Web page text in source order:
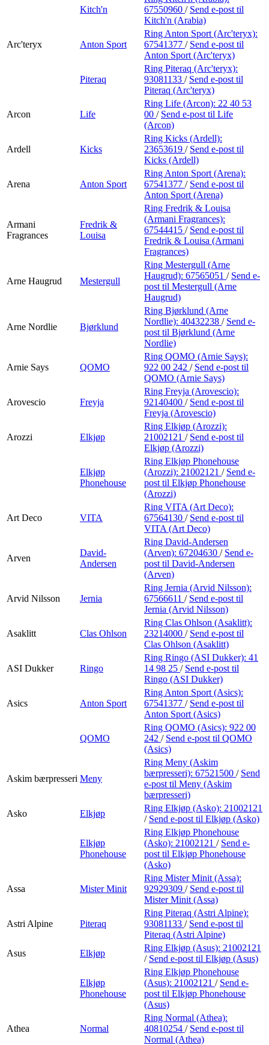
Kitch'n
67550960 / Send e-post til
Kitch'n (Arabia)
Arc'teryx Anton Sport
Ring Anton Sport (Arc'teryx):
67541377 / Send e-post til
Anton Sport (Arc'teryx)
Piteraq
Ring Piteraq (Arc'teryx):
93081133 / Send e-post til
Piteraq (Arc'teryx)
Arcon Life
Ring Life (Arcon): 22 40 53
00 / Send e-post til Life
(Arcon)
Ardell Kicks
Ring Kicks (Ardell):
23653619 / Send e-post til
Kicks (Ardell)
Arena Anton Sport
Ring Anton Sport (Arena):
67541377 / Send e-post til
Anton Sport (Arena)
Armani
Fragrances
Fredrik &
Louisa
Ring Fredrik & Louisa
(Armani Fragrances):
67544415 / Send e-post til
Fredrik & Louisa (Armani
Fragrances)
Arne Haugrud Mestergull
Ring Mestergull (Arne
Haugrud): 67565051 / Send e-
post til Mestergull (Arne
Haugrud)
Arne Nordlie Bjørklund
Ring Bjørklund (Arne
Nordlie): 40432238 / Send e-
post til Bjørklund (Arne
Nordlie)
Arnie Says QOMO
Ring QOMO (Arnie Says):
922 00 242 / Send e-post til
QOMO (Arnie Says)
Arovescio Freyja
Ring Freyja (Arovescio):
92140400 / Send e-post til
Freyja (Arovescio)
Arozzi Elkjøp
Ring Elkjøp (Arozzi):
21002121 / Send e-post til
Elkjøp (Arozzi)
Elkjøp
Phonehouse
Ring Elkjøp Phonehouse
(Arozzi): 21002121 / Send e-
post til Elkjøp Phonehouse
(Arozzi)
Art Deco VITA
Ring VITA (Art Deco):
67564130 / Send e-post til
VITA (Art Deco)
Arven
David-
Andersen
Ring David-Andersen
(Arven): 67204630 / Send e-
post til David-Andersen
(Arven)
Arvid Nilsson Jernia
Ring Jernia (Arvid Nilsson):
67566611 / Send e-post til
Jernia (Arvid Nilsson)
Asaklitt Clas Ohlson
Ring Clas Ohlson (Asaklitt):
23214000 / Send e-post til
Clas Ohlson (Asaklitt)
ASI Dukker Ringo
Ring Ringo (ASI Dukker): 41
14 98 25 / Send e-post til
Ringo (ASI Dukker)
Asics Anton Sport
Ring Anton Sport (Asics):
67541377 / Send e-post til
Anton Sport (Asics)
QOMO
Ring QOMO (Asics): 922 00
242 / Send e-post til QOMO
(Asics)
Askim bærpresseri Meny
Ring Meny (Askim
bærpresseri): 67521500 / Send
e-post til Meny (Askim
bærpresseri)
Asko
Elkjøp
Ring Elkjøp (Asko): 21002121
/ Send e-post til Elkjøp (Asko)
Elkjøp
Phonehouse
Ring Elkjøp Phonehouse
(Asko): 21002121 / Send e-
post til Elkjøp Phonehouse
(Asko)
Assa Mister Minit
Ring Mister Minit (Assa):
92929309 / Send e-post til
Mister Minit (Assa)
Astri Alpine Piteraq
Ring Piteraq (Astri Alpine):
93081133 / Send e-post til
Piteraq (Astri Alpine)
Asus
Elkjøp
Ring Elkjøp (Asus): 21002121
/ Send e-post til Elkjøp (Asus)
Elkjøp
Phonehouse
Ring Elkjøp Phonehouse
(Asus): 21002121 / Send e-
post til Elkjøp Phonehouse
(Asus)
Athea Normal
Ring Normal (Athea):
40810254 / Send e-post til
Normal (Athea)